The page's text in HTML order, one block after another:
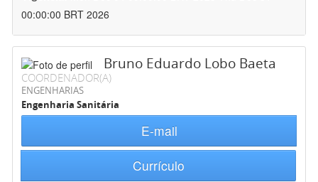
00:00:00 BRT 2026
Bruno Eduardo Lobo Baeta
COORDENADOR(A)
ENGENHARIAS
Engenharia Sanitária
E-mail
Currículo